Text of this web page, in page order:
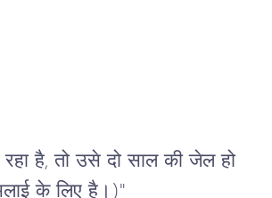
है, तो उसे दो साल की जेल हो
के लिए है।)"